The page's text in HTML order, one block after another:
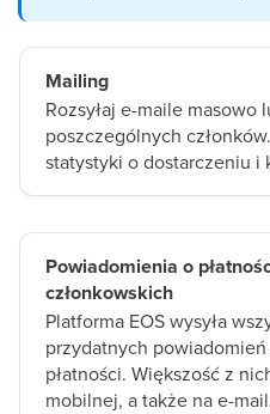
Mailing
Rozsyłaj e-maile masowo
poszczególnych
statystyki o dostarczeniu i
Powiadomienia o
członkowskich
Platforma EOS wysyła
przydatnych
płatności. Większość z
mobilnej, a także na e-